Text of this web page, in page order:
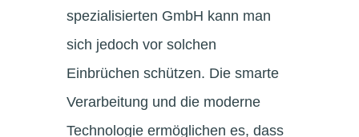
spezialisierten GmbH kann man
sich jedoch vor solchen
Einbrüchen schützen. Die smarte
Verarbeitung und die moderne
Technologie ermöglichen es, dass